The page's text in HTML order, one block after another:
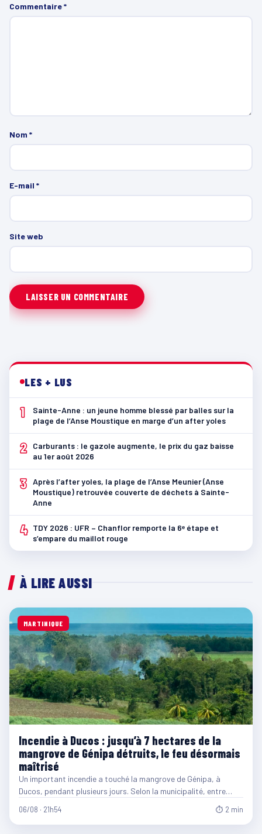
Commentaire*
Nom *
E-mail *
Site web
LES + LUS
1
Sainte-Anne : un jeune homme blessé par balles sur la
plage de l’Anse Moustique en marge d’un after yoles
2
Carburants : le gazole augmente, le prix du gaz baisse
au 1er août 2026
3 Après l’after yoles, la plage de l’Anse Meunier (Anse
Moustique) retrouvée couverte de déchets à Sainte-
Anne
4 TDY 2026 : UFR – Chanflor remporte la 6ᵉ étape et
s’empare du maillot rouge
À LIRE AUSSI
MARTINIQUE
Incendie à Ducos : jusqu’à 7 hectares de la
mangrove de Génipa détruits, le feu désormais
maîtrisé
Un important incendie a touché la mangrove de Génipa, à
Ducos, pendant plusieurs jours. Selon la municipalité, entre…
06/08 · 21h54 ⏱ 2 min